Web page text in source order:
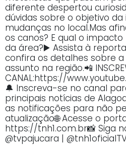
diferente despertou
dúvidas sobre o objetivo
mudanças no local.Mas
os canos? E qual o
da área?▶️ Assista à
confira os detalhes sobre
assunto na região.📲
CANAL:https://
🔔 Inscreva-se no canal
principais notícias de
as notificações para não
atualização🌐 Acesse o
https://tnh1.com.br📸 Siga
@tvpajucara |